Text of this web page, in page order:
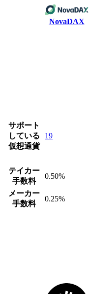
NovaDAX
サポート
している
仮想通貨
19
テイカー
手数料
0.50%
メーカー
手数料
0.25%